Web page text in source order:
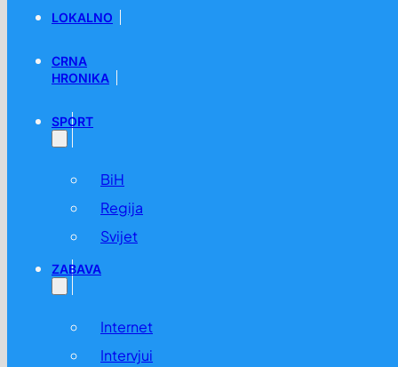
LOKALNO
CRNA
HRONIKA
SPORT
BiH
Regija
Svijet
ZABAVA
Internet
Intervjui